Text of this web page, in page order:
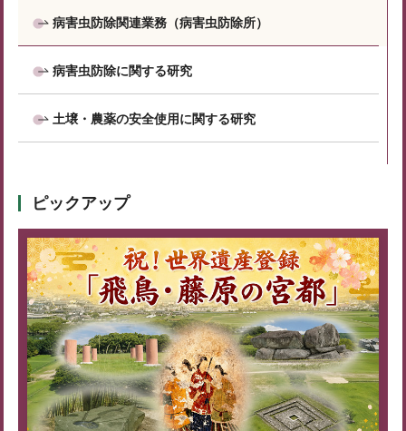
病害虫防除関連業務（病害虫防除所）
病害虫防除に関する研究
土壌・農薬の安全使用に関する研究
ピックアップ